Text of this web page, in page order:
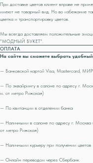
При доставке цветов клиент вправе не
имеют не товарный вид. Но во избежание
цветка и транспортировку цветов.
Мы всегда доставляем положительные
"МОДНЫЙ БУКЕТ".
ОПЛАТА
На сайте вы сможете выбрать
— Банковской картой Visa, Mastercard, МИР
— По эквайрингу в салоне по адресу г.
м. от метро Рижская)
— По квитанции в отделении банка
— Наличными в салоне по адресу г. Москва
от метро Рижская)
— Наличными курьеру при получении цветов
— Онлайн переводом через Сбербанк